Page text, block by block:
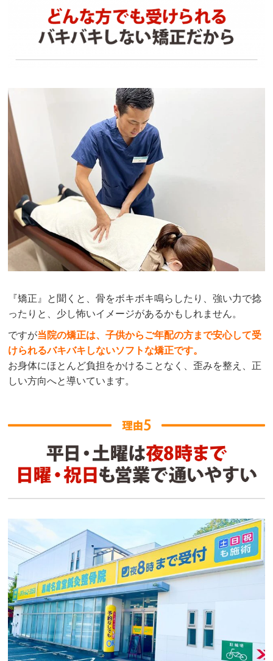
『矯正』と聞くと、骨をボキボキ鳴らしたり、強い力で捻
ったりと、少し怖いイメージがあるかもしれません。
ですが当院の矯正は、子供からご年配の方まで安心して受
けられるバキバキしないソフトな矯正です。
お身体にほとんど負担をかけることなく、歪みを整え、正
しい方向へと導いています。